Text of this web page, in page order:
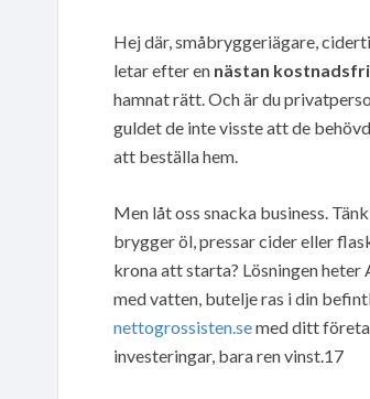
Hej där, småbryggeriägare,
letar efter en nästan
hamnat rätt. Och är du
guldet de inte visste att de
att beställa hem.
Men låt oss snacka business.
brygger öl, pressar cider eller
krona att starta? Lösningen
med vatten, butelje ras i din
nettogrossisten.semed ditt
investeringar, bara ren vinst.17